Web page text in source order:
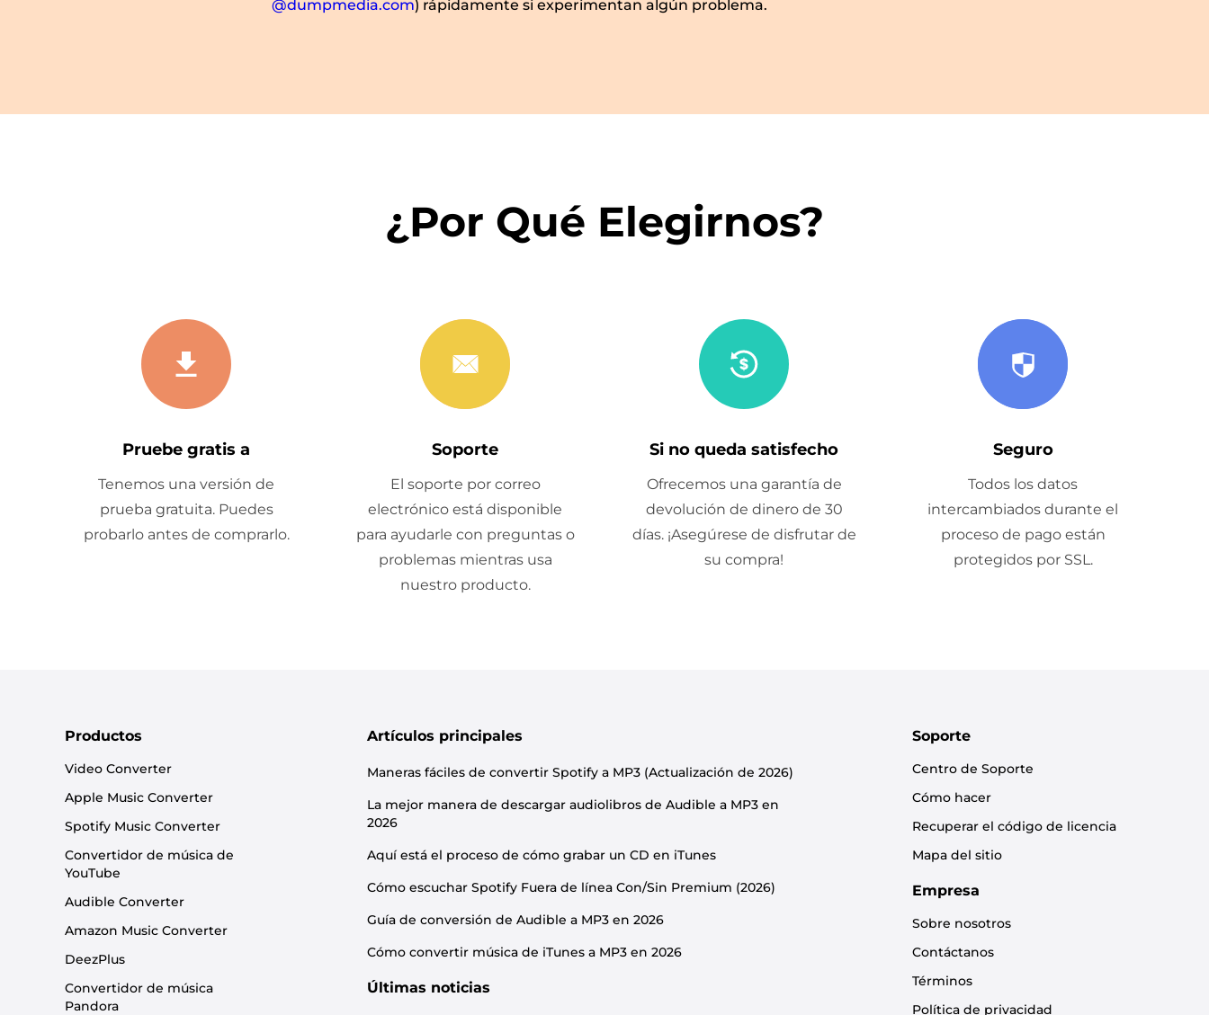
@dumpmedia.com) rápidamente si experimentan algún problema.
¿Por Qué Elegirnos?
Pruebe gratis a
Tenemos una versión de
prueba gratuita. Puedes
probarlo antes de comprarlo.
Soporte
El soporte por correo
electrónico está disponible
para ayudarle con preguntas o
problemas mientras usa
nuestro producto.
Si no queda satisfecho
Ofrecemos una garantía de
devolución de dinero de 30
días. ¡Asegúrese de disfrutar de
su compra!
Seguro
Todos los datos
intercambiados durante el
proceso de pago están
protegidos por SSL.
Productos
Video Converter
Apple Music Converter
Spotify Music Converter
Convertidor de música de
YouTube
Audible Converter
Amazon Music Converter
DeezPlus
Convertidor de música
Pandora
Artículos principales
Maneras fáciles de convertir Spotify a MP3 (Actualización de 2026)
La mejor manera de descargar audiolibros de Audible a MP3 en
2026
Aquí está el proceso de cómo grabar un CD en iTunes
Cómo escuchar Spotify Fuera de línea Con/Sin Premium (2026)
Guía de conversión de Audible a MP3 en 2026
Cómo convertir música de iTunes a MP3 en 2026
Últimas noticias
Soporte
Centro de Soporte
Cómo hacer
Recuperar el código de licencia
Mapa del sitio
Empresa
Sobre nosotros
Contáctanos
Términos
Política de privacidad